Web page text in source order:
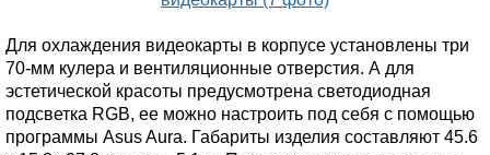
Для охлаждения видеокарты в корпусе установлены три
70-мм кулера и вентиляционные отверстия. А для
эстетической красоты предусмотрена светодиодная
подсветка RGB, ее можно настроить под себя с помощью
программы Asus Aura. Габариты изделия составляют 45.6